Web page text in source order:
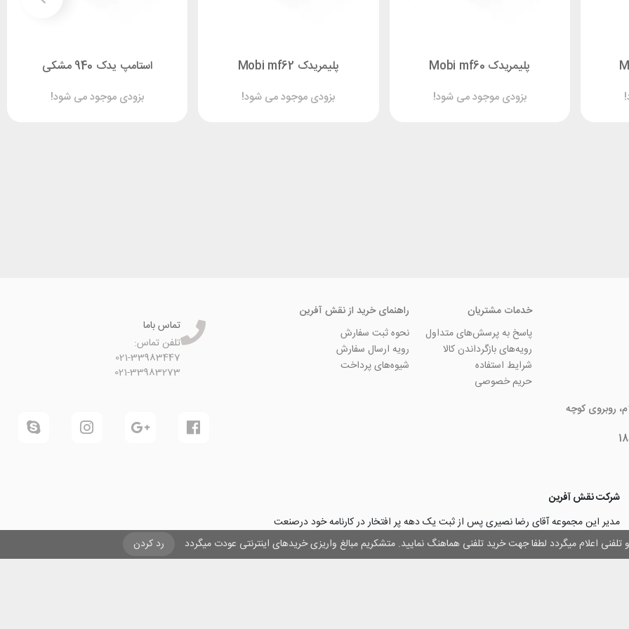
و تلفنی اعلام میگردد لطفا جهت خرید تلفنی هماهنگ نمایید. متشکریم مبالغ واریزی خریدهای اینترنتی عودت میگردد رد کردن
پلیمریدک Mobi mf60
بزودی موجود می شود!
پلیمریدک Mobi mf62
بزودی موجود می شود!
استامپ یدک 940 مشکی
بزودی موجود می شود!
روبروی کوچه
خدمات مشتریان
پاسخ به پرسش‌های متداول
رویه‌های بازگرداندن کالا
شرایط استفاده
حریم خصوصی
راهنمای خرید از نقش آفرین
نحوه ثبت سفارش
رویه ارسال سفارش
شیوه‌های پرداخت
تماس باما
تلفن تماس:
021-33983447
021-33983273
شرکت نقش آفرین
مدیر این مجموعه آقای رضا نصیری پس از ثبت یک دهه پر افتخار در کارنامه خود درصنعت
چاپ و تبلیغات با تولید مجموعه‌های آسان کارت ۱ -۲ -۳، با کارآفرینی و ایجاد شغل برای حداقل
۳۰۰۰ نفر و دریافت تندیس کار آفرینان برتر، برآن شدند تا با ایجاد نوآوری و تحول در صنعت